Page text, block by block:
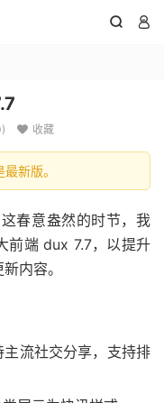
 
)  收藏
新版。
春意盎然的时节，我
前端 dux 7.7，以提升
内容。
流社交分享，支持排